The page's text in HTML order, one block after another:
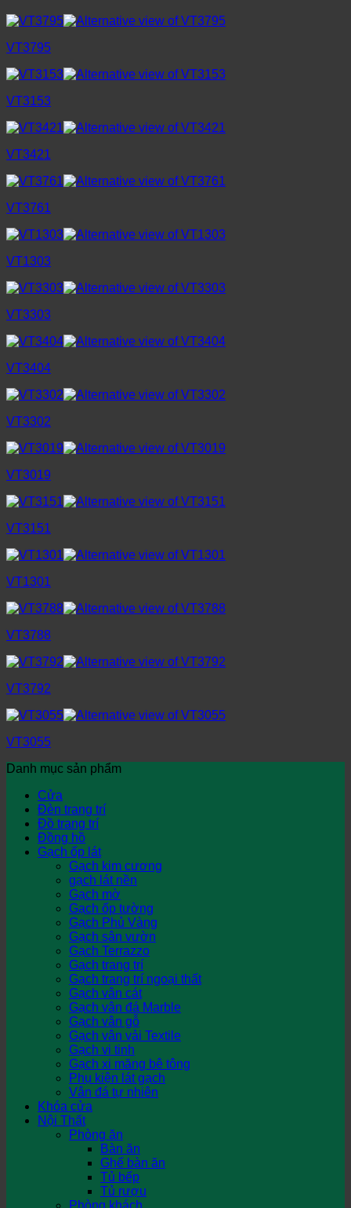
VT3795
VT3153
VT3421
VT3761
VT1303
VT3303
VT3404
VT3302
VT3019
VT3151
VT1301
VT3788
VT3792
VT3055
Danh mục sản phẩm
Cửa
Đèn trang trí
Đồ trang trí
Đồng hồ
Gạch ốp lát
Gạch kim cương
gạch lát nền
Gạch mờ
Gạch ốp tường
Gạch Phủ Vàng
Gạch sân vườn
Gạch Terrazzo
Gạch trang trí
Gạch trang trí ngoại thất
Gạch vân cát
Gạch vân đá Marble
Gạch vân gỗ
Gạch vân vải Textile
Gạch vi tinh
Gạch xi măng bê tông
Phụ kiện lát gạch
Vân đá tự nhiên
Khóa cửa
Nội Thất
Phòng ăn
Bàn ăn
Ghế bàn ăn
Tủ bếp
Tủ rượu